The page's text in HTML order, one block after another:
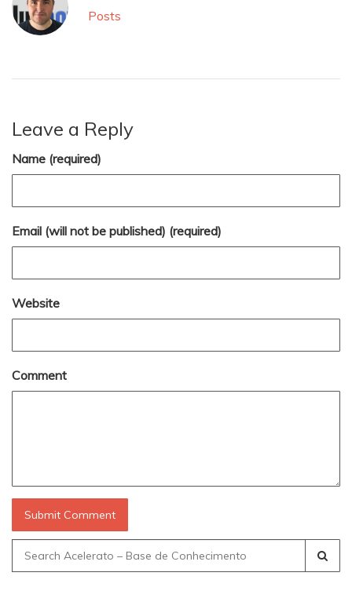
Posts
Leave a Reply
Name (required)
Email (will not be published) (required)
Website
Comment
Search
for: